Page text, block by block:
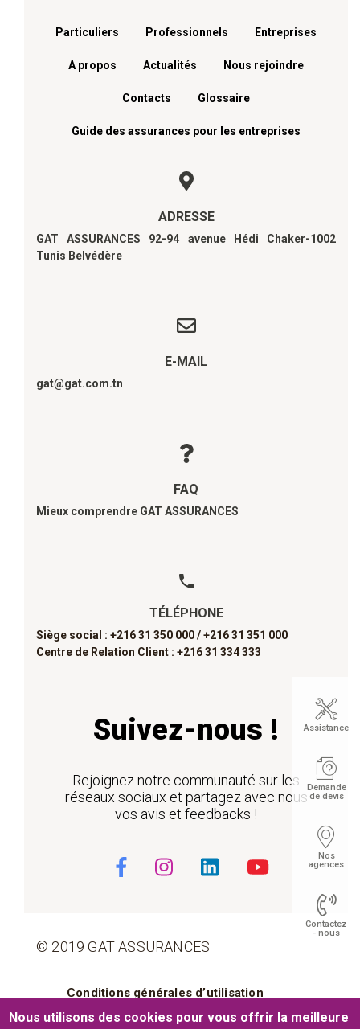
Menu footer
Particuliers Professionnels Entreprises
A propos Actualités Nous rejoindre
Contacts Glossaire
Guide des assurances pour les entreprises
ADRESSE
GAT ASSURANCES 92-94 avenue Hédi Chaker-1002
Tunis Belvédère
E-MAIL
gat@gat.com.tn
FAQ
Mieux comprendre GAT ASSURANCES
TÉLÉPHONE
Siège social : +216 31 350 000 /+216 31 351 000
Centre de Relation Client : +216 31 334 333
Suivez-nous !
Rejoignez notre communauté sur les
réseaux sociaux et partagez avec nous
vos avis et feedbacks !
© 2019 GAT ASSURANCES
Pied de page
Conditions générales d’utilisation
Float
Assistance
Demande
de devis
Nos
agences
Contactez
- nous
Nous utilisons des cookies pour vous offrir la meilleure